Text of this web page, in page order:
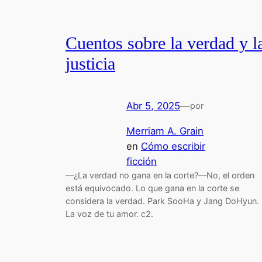
Cuentos sobre la verdad y
justicia
Abr 5, 2025—por
Merriam A. Grain
en Cómo escribir
ficción
—¿La verdad no gana en la corte?—No, el orden
está equivocado. Lo que gana en la corte se
considera la verdad. Park SooHa y Jang DoHyun.
La voz de tu amor. c2.